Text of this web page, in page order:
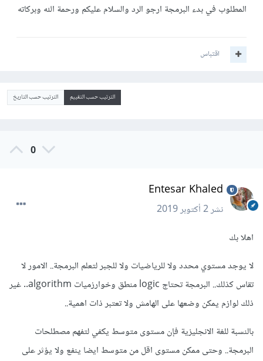
المطلوب في بدء البرمجة ارجو الرد والسلام عليكم ورحمة الله وبركاته
اقتباس
الترتيب حسب التقييم الترتيب حسب التاريخ
0
Entesar Khaled
نشر2 أكتوبر 2019
اهلا بك
لا يوجد مستوي محدد ولا للرياضيات ولا للجبر لتعلم البرمجة.. الامور لا
تقاس كذلك.. البرمجة تحتاج logic منطق وخوارزميات algorithm.. غير
ذلك لوازم يمكن وضعها على الهامش ولا تعتبر ذات اهمية..
بالنسبة للغة الانجليزية فإن مستوى متوسط يكفي لتفهم مصطلحات
البرمجة.. وحتى ممكن مستوى اقل من متوسط ايضا ينفع ولا يؤثر على